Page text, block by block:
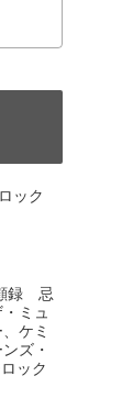
ック
録 忌
ミュ
ケミ
ズ・
ック